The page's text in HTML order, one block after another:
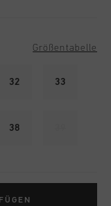
Größentabelle
32 33
38